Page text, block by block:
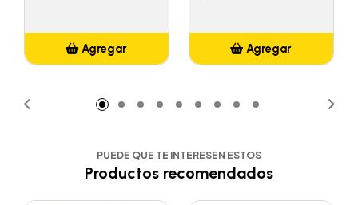
Agregar Agregar
PUEDE QUE TE INTERESEN ESTOS
Productos recomendados